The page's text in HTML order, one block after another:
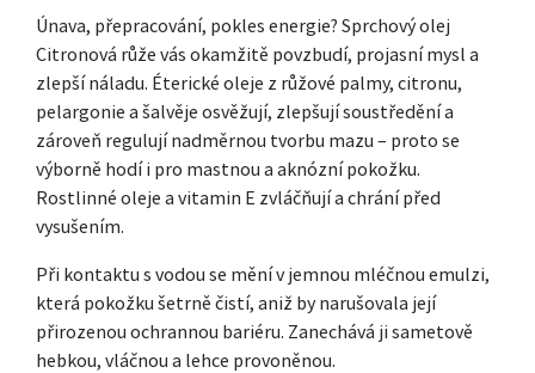
Únava, přepracování, pokles energie? Sprchový olej
Citronová růže vás okamžitě povzbudí, projasní mysl a
zlepší náladu. Éterické oleje z růžové palmy, citronu,
pelargonie a šalvěje osvěžují, zlepšují soustředění a
zároveň regulují nadměrnou tvorbu mazu – proto se
výborně hodí i pro mastnou a aknózní pokožku.
Rostlinné oleje a vitamin E zvláčňují a chrání před
vysušením.
Při kontaktu s vodou se mění v jemnou mléčnou emulzi,
která pokožku šetrně čistí, aniž by narušovala její
přirozenou ochrannou bariéru. Zanechává ji sametově
hebkou, vláčnou a lehce provoněnou.